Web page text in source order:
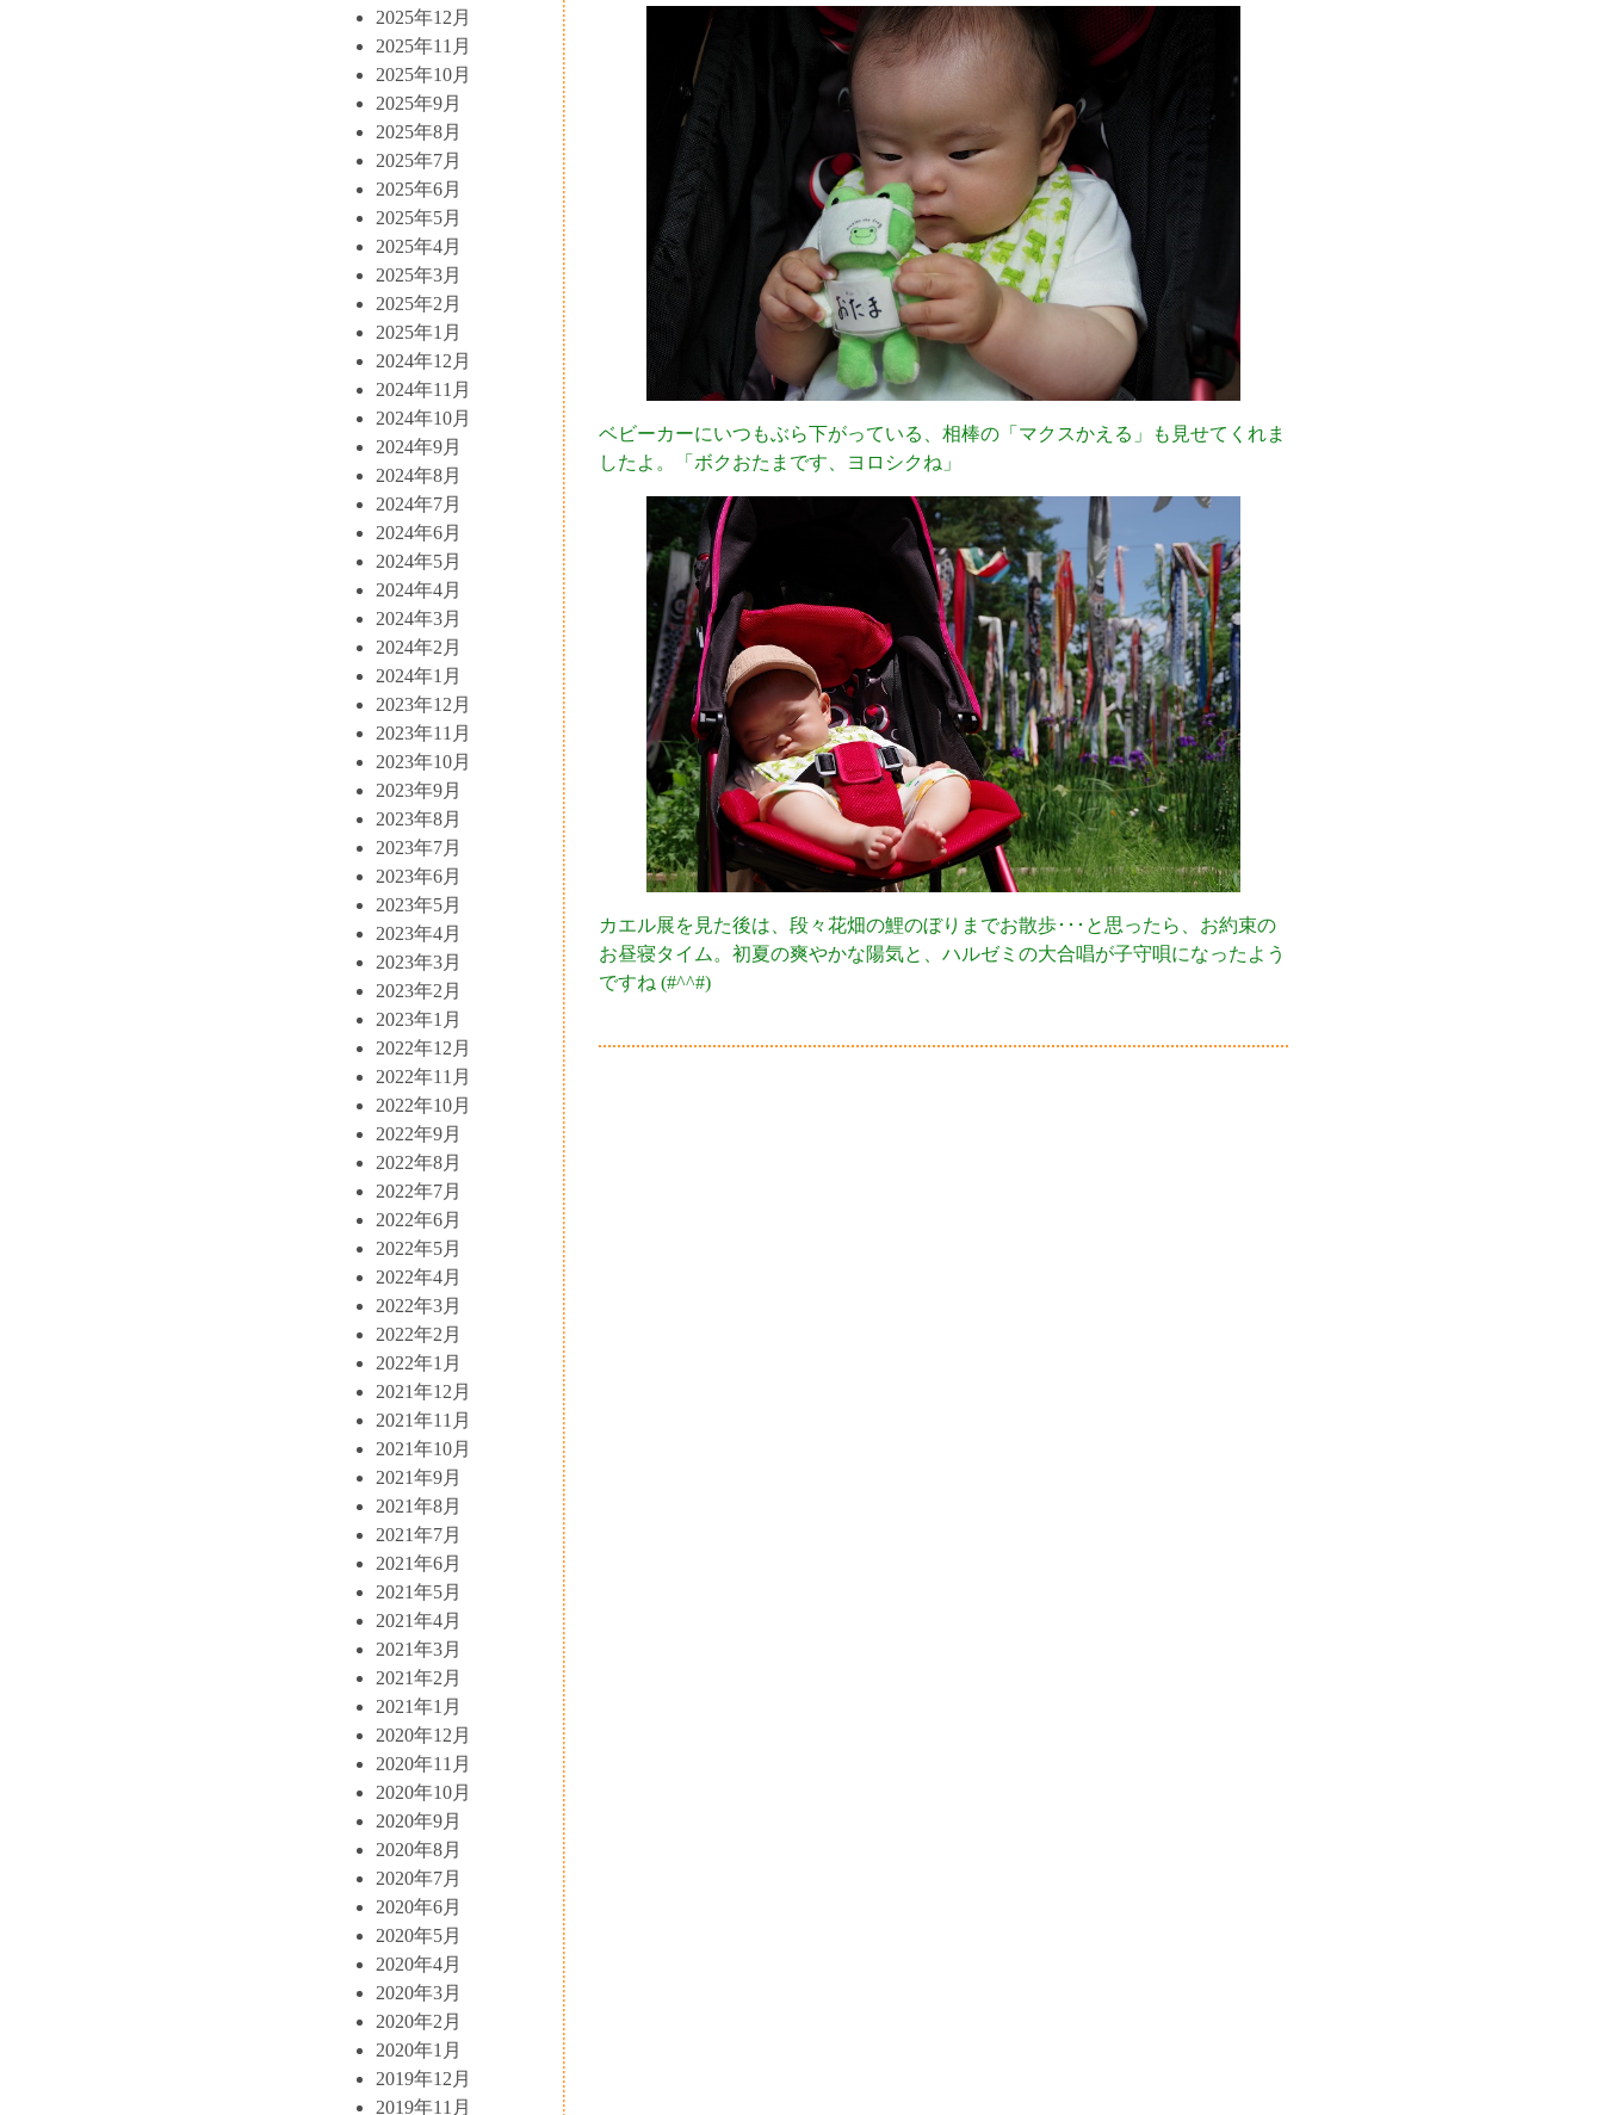
2025年12月
2025年11月
2025年10月
2025年9月
2025年8月
2025年7月
2025年6月
2025年5月
2025年4月
2025年3月
2025年2月
2025年1月
2024年12月
2024年11月
2024年10月
2024年9月
2024年8月
2024年7月
2024年6月
2024年5月
2024年4月
2024年3月
2024年2月
2024年1月
2023年12月
2023年11月
2023年10月
2023年9月
2023年8月
2023年7月
2023年6月
2023年5月
2023年4月
2023年3月
2023年2月
2023年1月
2022年12月
2022年11月
2022年10月
2022年9月
2022年8月
2022年7月
2022年6月
2022年5月
2022年4月
2022年3月
2022年2月
2022年1月
2021年12月
2021年11月
2021年10月
2021年9月
2021年8月
2021年7月
2021年6月
2021年5月
2021年4月
2021年3月
2021年2月
2021年1月
2020年12月
2020年11月
2020年10月
2020年9月
2020年8月
2020年7月
2020年6月
2020年5月
2020年4月
2020年3月
2020年2月
2020年1月
2019年12月
2019年11月
ベビーカーにいつもぶら下がっている、相棒の「マクスかえる」も見せてくれま
したよ。「ボクおたまです、ヨロシクね」
カエル展を見た後は、段々花畑の鯉のぼりまでお散歩･･･と思ったら、お約束の
お昼寝タイム。初夏の爽やかな陽気と、ハルゼミの大合唱が子守唄になったよう
ですね (#^^#)